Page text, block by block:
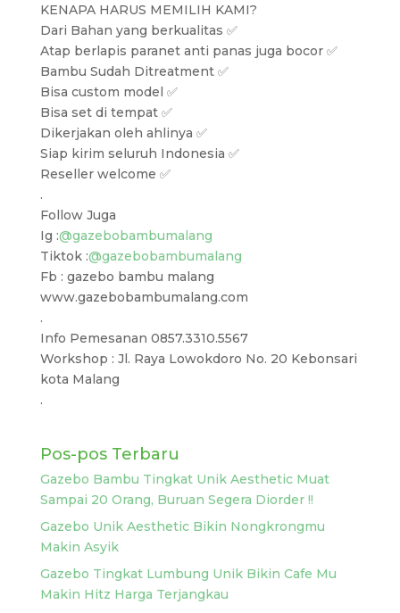
KENAPA HARUS MEMILIH KAMI?
Dari Bahan yang berkualitas ✅
Atap berlapis paranet anti panas juga bocor ✅
Bambu Sudah Ditreatment ✅
Bisa custom model ✅
Bisa set di tempat ✅
Dikerjakan oleh ahlinya ✅
Siap kirim seluruh Indonesia ✅
Reseller welcome ✅
.
Follow Juga
Ig :@gazebobambumalang
Tiktok :@gazebobambumalang
Fb : gazebo bambu malang
www.gazebobambumalang.com
.
Info Pemesanan 0857.3310.5567
Workshop : Jl. Raya Lowokdoro No. 20 Kebonsari
kota Malang
.
Pos-pos Terbaru
Gazebo Bambu Tingkat Unik Aesthetic Muat
Sampai 20 Orang, Buruan Segera Diorder !!
Gazebo Unik Aesthetic Bikin Nongkrongmu
Makin Asyik
Gazebo Tingkat Lumbung Unik Bikin Cafe Mu
Makin Hitz Harga Terjangkau